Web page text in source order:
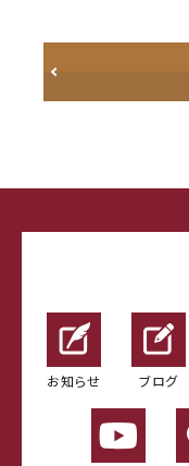
お知らせ ブログ